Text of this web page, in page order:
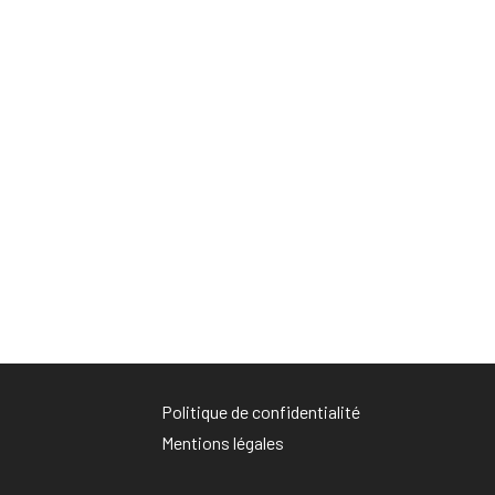
Politique de confidentialité
Mentions légales